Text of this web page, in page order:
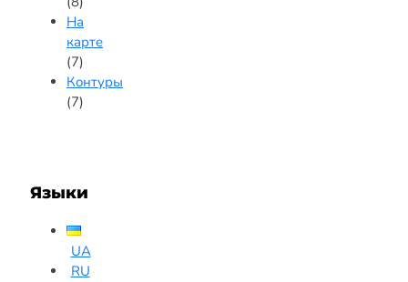
На
карте
(7)
Контуры
(7)
Языки
UA
RU